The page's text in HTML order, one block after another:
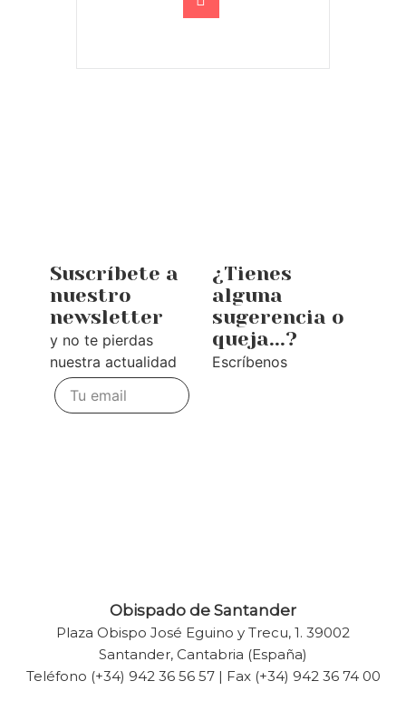
Suscríbete a
nuestro
newsletter
y no te pierdas
nuestra actualidad
¿Tienes
alguna
sugerencia o
queja...?
Escríbenos
Obispado de Santander
Plaza Obispo José Eguino y Trecu, 1. 39002
Santander, Cantabria (España)
Teléfono (+34) 942 36 56 57 | Fax (+34) 942 36 74 00